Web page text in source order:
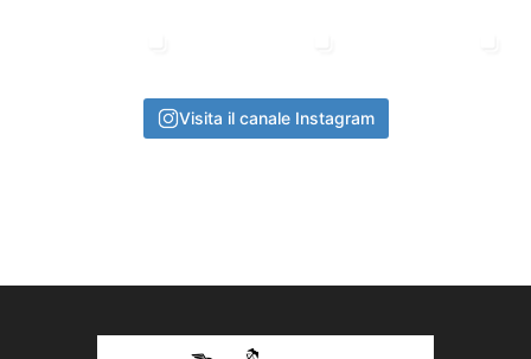
Visita il canale Instagram